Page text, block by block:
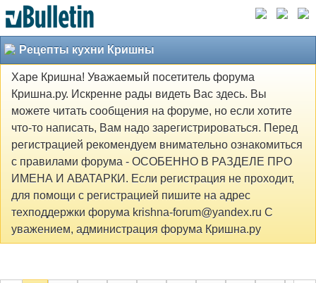
Рецепты кухни Кришны
Харе Кришна! Уважаемый посетитель форума
Кришна.ру. Искренне рады видеть Вас здесь. Вы
можете читать сообщения на форуме, но если хотите
что-то написать, Вам надо зарегистрироваться. Перед
регистрацией рекомендуем внимательно ознакомиться
с правилами форума - ОСОБЕННО В РАЗДЕЛЕ ПРО
ИМЕНА И АВАТАРКИ. Если регистрация не проходит,
для помощи с регистрацией пишите на адрес
техподдержки форума krishna-forum@yandex.ru С
уважением, администрация форума Кришна.ру